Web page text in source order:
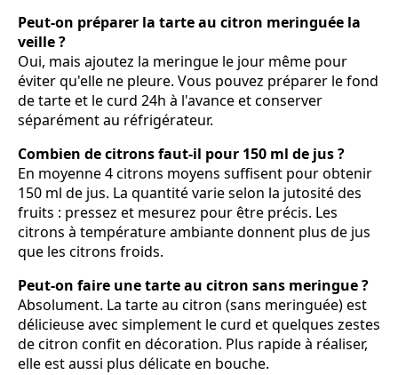
Peut-on préparer la tarte au citron meringuée la
veille ?
Oui, mais ajoutez la meringue le jour même pour
éviter qu'elle ne pleure. Vous pouvez préparer le fond
de tarte et le curd 24h à l'avance et conserver
séparément au réfrigérateur.
Combien de citrons faut-il pour 150 ml de jus ?
En moyenne 4 citrons moyens suffisent pour obtenir
150 ml de jus. La quantité varie selon la jutosité des
fruits : pressez et mesurez pour être précis. Les
citrons à température ambiante donnent plus de jus
que les citrons froids.
Peut-on faire une tarte au citron sans meringue ?
Absolument. La tarte au citron (sans meringuée) est
délicieuse avec simplement le curd et quelques zestes
de citron confit en décoration. Plus rapide à réaliser,
elle est aussi plus délicate en bouche.